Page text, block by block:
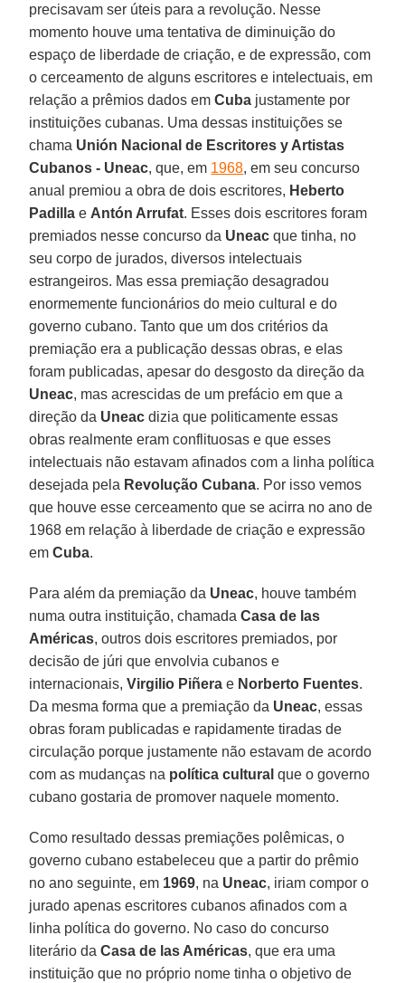
precisavam ser úteis para a revolução. Nesse
momento houve uma tentativa de diminuição do
espaço de liberdade de criação, e de expressão, com
o cerceamento de alguns escritores e intelectuais, em
relação a prêmios dados emCuba justamente por
instituições cubanas. Uma dessas instituições se
chama Unión Nacional de Escritores y Artistas
Cubanos - Uneac, que, em 1968, em seu concurso
anual premiou a obra de dois escritores, Heberto
Padilla e Antón Arrufat. Esses dois escritores foram
premiados nesse concurso da Uneac que tinha, no
seu corpo de jurados, diversos intelectuais
estrangeiros. Mas essa premiação desagradou
enormemente funcionários do meio cultural e do
governo cubano. Tanto que um dos critérios da
premiação era a publicação dessas obras, e elas
foram publicadas, apesar do desgosto da direção da
Uneac, mas acrescidas de um prefácio em que a
direção da Uneac dizia que politicamente essas
obras realmente eram conflituosas e que esses
intelectuais não estavam afinados com a linha política
desejada pela Revolução Cubana. Por isso vemos
que houve esse cerceamento que se acirra no ano de
1968 em relação à liberdade de criação e expressão
emCuba.
Para além da premiação da Uneac, houve também
numa outra instituição, chamadaCasa de las
Américas, outros dois escritores premiados, por
decisão de júri que envolvia cubanos e
internacionais,Virgilio Piñera e Norberto Fuentes.
Da mesma forma que a premiação da Uneac, essas
obras foram publicadas e rapidamente tiradas de
circulação porque justamente não estavam de acordo
com as mudanças na política cultural que o governo
cubano gostaria de promover naquele momento.
Como resultado dessas premiações polêmicas, o
governo cubano estabeleceu que a partir do prêmio
no ano seguinte, em 1969, na Uneac, iriam compor o
jurado apenas escritores cubanos afinados com a
linha política do governo. No caso do concurso
literário daCasa de las Américas, que era uma
instituição que no próprio nome tinha o objetivo de